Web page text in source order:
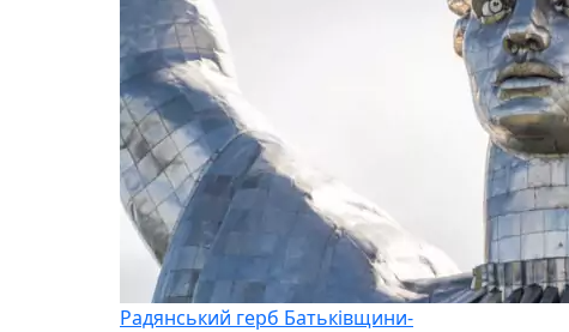
Радянський герб Батьківщини-